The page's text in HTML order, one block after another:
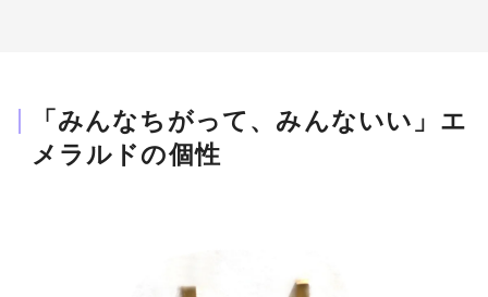
「みんなちがって、みんないい」エ
メラルドの個性